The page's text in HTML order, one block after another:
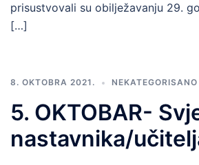
prisustvovali su obilježavanju 29.
[…]
8. OKTOBRA 2021. NEKATEGORISANO
5. OKTOBAR-
nastavnika/